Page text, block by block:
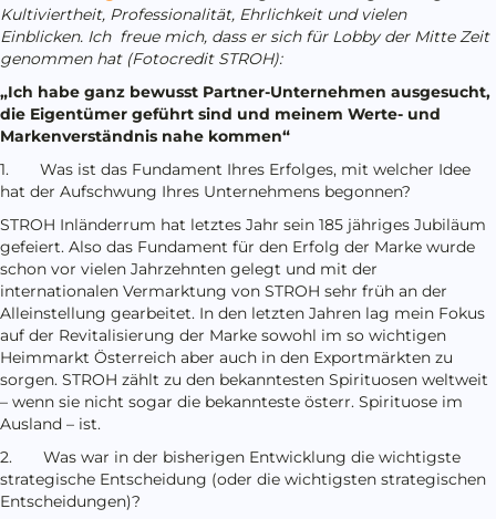
Kultiviertheit, Professionalität, Ehrlichkeit und vielen
Einblicken. Ich freue mich, dass er sich für Lobby der Mitte Zeit
genommen hat (Fotocredit STROH):
„Ich habe ganz bewusst Partner-Unternehmen ausgesucht,
die Eigentümer geführt sind und meinem Werte- und
Markenverständnis nahe kommen“
1. Was ist das Fundament Ihres Erfolges, mit welcher Idee
hat der Aufschwung Ihres Unternehmens begonnen?
STROH Inländerrum hat letztes Jahr sein 185 jähriges Jubiläum
gefeiert. Also das Fundament für den Erfolg der Marke wurde
schon vor vielen Jahrzehnten gelegt und mit der
internationalen Vermarktung von STROH sehr früh an der
Alleinstellung gearbeitet. In den letzten Jahren lag mein Fokus
auf der Revitalisierung der Marke sowohl im so wichtigen
Heimmarkt Österreich aber auch in den Exportmärkten zu
sorgen. STROH zählt zu den bekanntesten Spirituosen weltweit
– wenn sie nicht sogar die bekannteste österr. Spirituose im
Ausland – ist.
2. Was war in der bisherigen Entwicklung die wichtigste
strategische Entscheidung (oder die wichtigsten strategischen
Entscheidungen)?